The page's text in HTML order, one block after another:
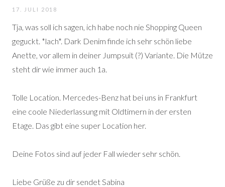
17. JULI 2018
Tja, was soll ich sagen, ich habe noch nie Shopping Queen
geguckt. *lach*. Dark Denim finde ich sehr schön liebe
Anette, vor allem in deiner Jumpsuit (?) Variante. Die Mütze
steht dir wie immer auch 1a.
Tolle Location. Mercedes-Benz hat bei uns in Frankfurt
eine coole Niederlassung mit Oldtimern in der ersten
Etage. Das gibt eine super Location her.
Deine Fotos sind auf jeder Fall wieder sehr schön.
Liebe Grüße zu dir sendet Sabina